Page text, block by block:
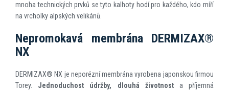
mnoha technických prvků se tyto kalhoty hodí pro každého, kdo míří
na vrcholky alpských velikánů.
Nepromokavá membrána DERMIZAX®
NX
DERMIZAX® NX je neporézní membrána vyrobena japonskou firmou
Torey. Jednoduchost údržby, dlouhá životnosta příjemná